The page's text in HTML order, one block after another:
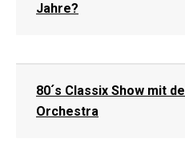
Jahre?
80´s Classix Show mit
Orchestra